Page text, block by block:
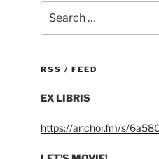
for:
RSS / FEED
EX LIBRIS
https://anchor.fm/s/